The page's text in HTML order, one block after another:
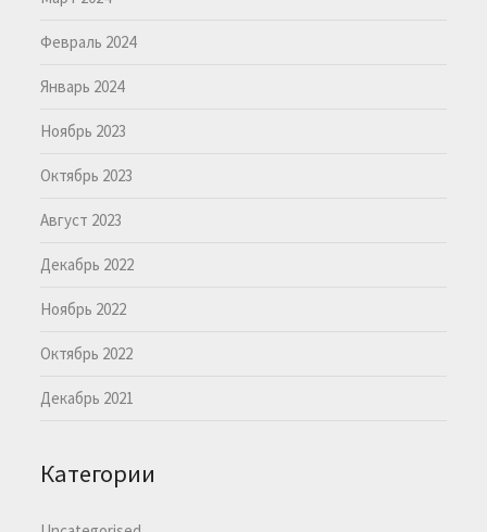
Февраль 2024
Январь 2024
Ноябрь 2023
Октябрь 2023
Август 2023
Декабрь 2022
Ноябрь 2022
Октябрь 2022
Декабрь 2021
Категории